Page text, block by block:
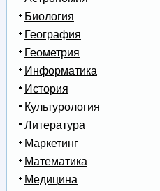
Биология
География
Геометрия
Информатика
История
Культурология
Литература
Маркетинг
Математика
Медицина